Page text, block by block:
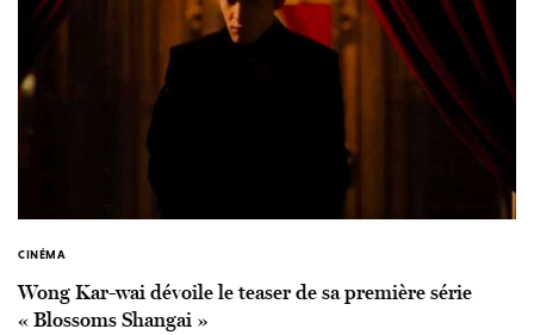
CINÉMA
Wong Kar-wai dévoile le teaser de sa première série
« Blossoms Shangai »